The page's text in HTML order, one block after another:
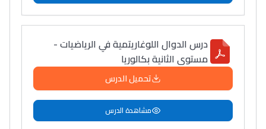
مسار عبد العزيز فتيشي،
المبدع فمجال الديكور و
النحت اللي كيحلم يحيي
أكادير أوفلا
سقطت فالباك و سنة
2011 بدّلاتني بزّاف، مسار
إلياس أريدال، إطار
درس الدوال اللوغاريتمية في الرياضيات -
مستوى الثانية بكالوريا
تحميل الدرس
مشاهدة الدرس